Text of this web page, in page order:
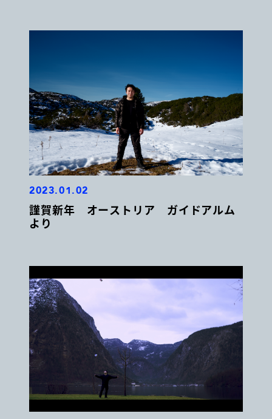
2023.01.02
謹賀新年 オーストリア ガイドアルム
より